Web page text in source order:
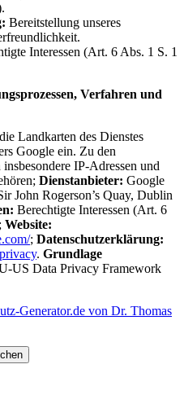
Bereitstellung unseres
Interessen (Art. 6 Abs. 1 S. 1
Verfahren und
Landkarten des Dienstes
Google ein. Zu den
IP-Adressen und
Dienstanbieter: Google
John Rogerson’s Quay, Dublin
Berechtigte Interessen (Art. 6
Website:
; Datenschutzerklärung:
. Grundlage
US Data Privacy Framework
Generator.de von Dr. Thomas